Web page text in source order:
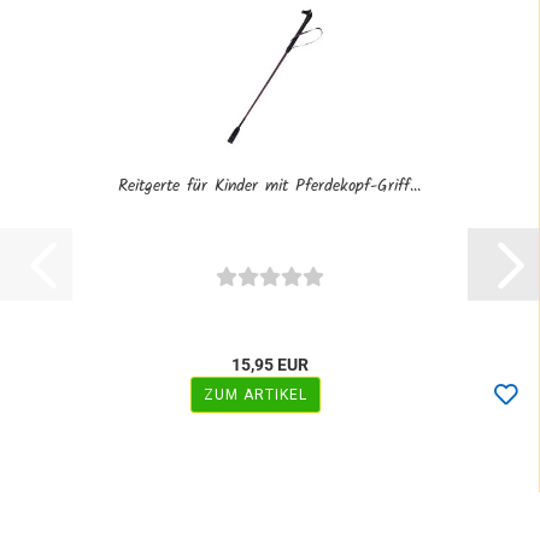
Reitgerte für Kinder mit Pferdekopf-Griff...
15,95 EUR
ZUM ARTIKEL